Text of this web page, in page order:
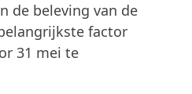
de beleving van de
factor
31 mei te